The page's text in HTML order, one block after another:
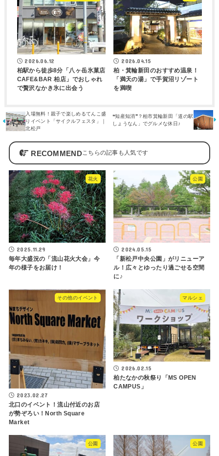
2026.06.12
柏駅から徒歩8分「八ヶ岳氷菓店
CAFE&BAR 柏店」でおしゃれ
で贅沢なかき氷に出会う
2026.04.15
柏・箕輪新田のおすすめ温泉！
「満天の湯」で手賀沼リゾート
を満喫
入場無料！親子で楽しめるてんこ盛
りイベント「サイクルフェスタ」｜
北松戸
❝知産知消❞？柏市箕輪新田「道の駅
しょうなん」でグルメな休日♪
RECOMMEND
花火
2025.11.29
毎年大盛況の「流山花火大会」今
年の様子をお届け！
公園
2024.05.15
「新松戸中央公園」がリニューア
ル！広々とゆったり過ごせる空間
に♪
その他のイベント
2023.02.27
北口のイベント！流山付近のお店
が勢ぞろい！North Square
Market
マルシェ
2026.02.15
柏たなかの秋祭り「MS OPEN
CAMPUS」
公園 公園